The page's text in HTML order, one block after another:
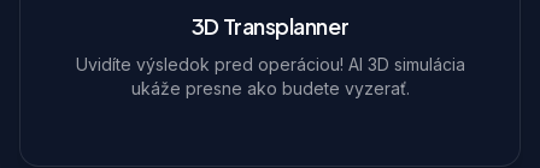
3D Transplanner
Uvidíte výsledok pred operáciou! AI 3D simulácia
ukáže presne ako budete vyzerať.